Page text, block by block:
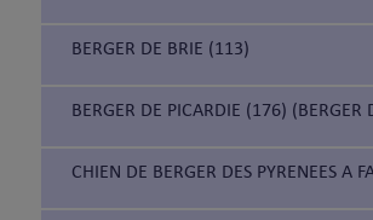
BERGER DE BRIE (113)
BERGER DE PICARDIE (176) (BERGER
CHIEN DE BERGER DES PYRENEES A